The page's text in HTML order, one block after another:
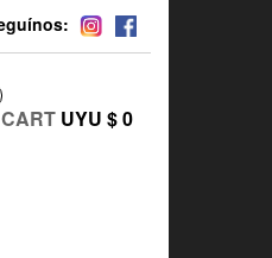
CART UYU $ 0